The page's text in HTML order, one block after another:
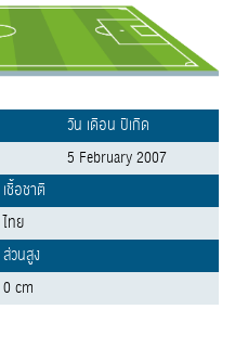
วัน เดือน ปีเกิด
5 February 2007
เชื้อชาติ
ไทย
ส่วนสูง
0 cm